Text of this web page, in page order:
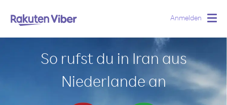
Anmelden
So rufst du in Iran aus
Niederlande an